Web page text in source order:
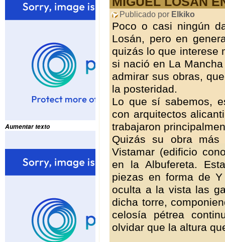
Aumentar texto
Publicado por Elkiko
Poco o casi ningún
Losán, pero en
quizás lo que interese
si nació en La
admirar sus obras,
la posteridad.
Lo que sí sabemos,
con arquitectos
trabajaron
Quizás su obra
Vistamar (edificio
en la Albufereta.
piezas en forma de
oculta a la vista las
dicha torre,
celosía pétrea
olvidar que la altura